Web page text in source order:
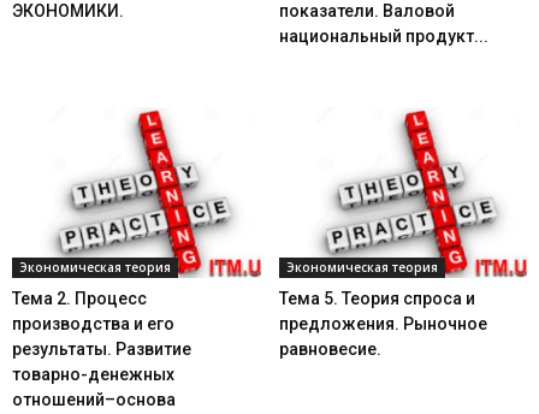
ЭКОНОМИКИ.
показатели. Валовой
национальный продукт...
Экономическая теория
Тема 2. Процесс
производства и его
результаты. Развитие
товарно-денежных
отношений–основа
Экономическая теория
Тема 5. Теория спроса и
предложения. Рыночное
равновесие.